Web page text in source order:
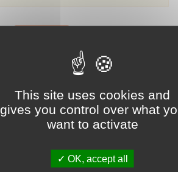
This site uses cookies and
gives you control over what
want to activate
OK, accept all